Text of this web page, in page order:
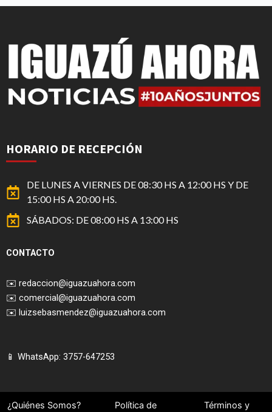
HORARIO DE RECEPCIÓN
DE LUNES A VIERNES DE 08:30 HS A 12:00 HS Y DE
15:00 HS A 20:00 HS.
SÁBADOS: DE 08:00 HS A 13:00 HS
CONTACTO
✉️ redaccion@iguazuahora.com
✉️ comercial@iguazuahora.com
✉️ luizsebasmendez@iguazuahora.com
📱 WhatsApp: 3757-647253
¿Quiénes Somos? Política de Términos y